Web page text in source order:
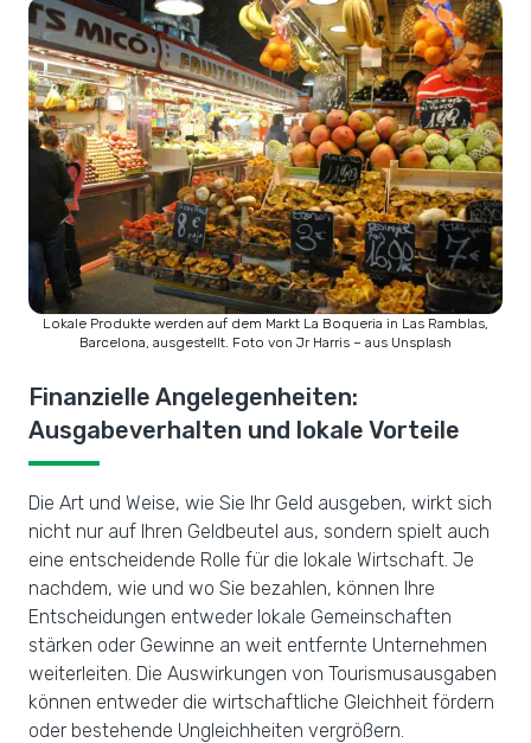
Lokale Produkte werden auf dem Markt La Boqueria in Las Ramblas,
Barcelona, ausgestellt. Foto von Jr Harris – aus Unsplash
Finanzielle Angelegenheiten:
Ausgabeverhalten und lokale Vorteile
Die Art und Weise, wie Sie Ihr Geld ausgeben, wirkt sich
nicht nur auf Ihren Geldbeutel aus, sondern spielt auch
eine entscheidende Rolle für die lokale Wirtschaft. Je
nachdem, wie und wo Sie bezahlen, können Ihre
Entscheidungen entweder lokale Gemeinschaften
stärken oder Gewinne an weit entfernte Unternehmen
weiterleiten. Die Auswirkungen von Tourismusausgaben
können entweder die wirtschaftliche Gleichheit fördern
oder bestehende Ungleichheiten vergrößern.